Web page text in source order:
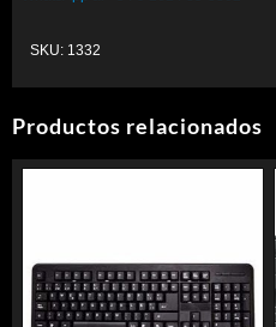
SKU: 1332
Productos relacionados